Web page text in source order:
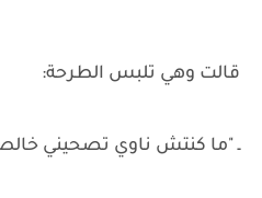
قالت وهي تلبس الطرحة:
ـ "ما كنتش ناوي تصحيني